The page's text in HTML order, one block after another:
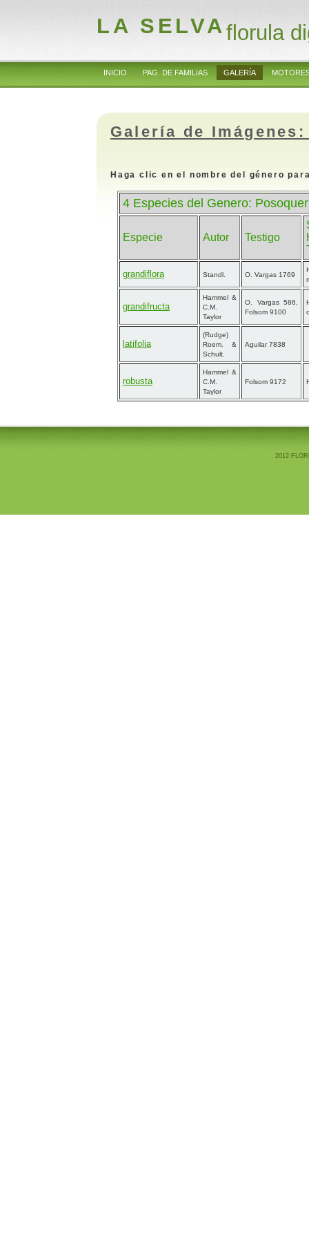
LA SELVAflorula
INICIO PAG. DE FAMILIAS GALERÍA
Galería de
Haga clic en el nombre del género
4 Especies del Genero:
Especie Autor Testigo
grandiflora Standl. O. Vargas 1769
grandifructa
Hammel &
C.M.
Taylor
O. Vargas 586,
Folsom 9100
latifolia
(Rudge)
Roem. &
Schult.
Aguilar 7838
robusta
Hammel &
C.M.
Taylor
Folsom 9172
2012